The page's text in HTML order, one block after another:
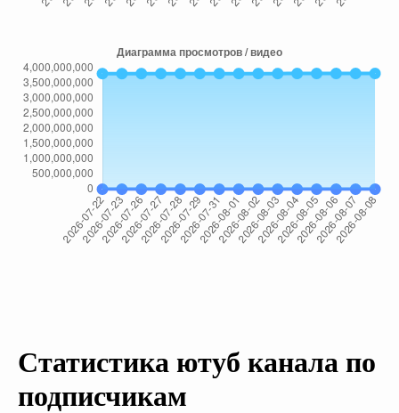
Статистика ютуб канала по
подписчикам